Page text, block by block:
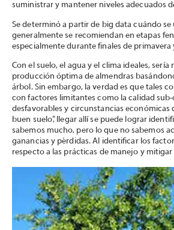
suministrar y mantener niveles adecuados
Se determinó a partir de big data cuándo
generalmente se recomiendan en etapas
especialmente durante finales de
Con el suelo, el agua y el clima ideales,
producción óptima de almendras
árbol. Sin embargo, la verdad es que tales
con factores limitantes como la calidad
desfavorables y circunstancias económicas
buen suelo”, llegar allí se puede lograr
sabemos mucho, pero lo que no sabemos
ganancias y pérdidas. Al identificar los
respecto a las prácticas de manejo y